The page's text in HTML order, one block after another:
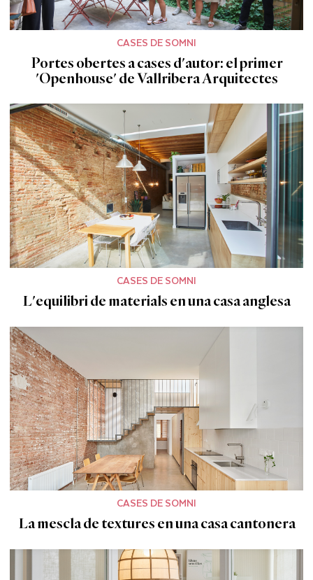
CASES DE SOMNI
Portes obertes a cases d'autor: el primer
'Openhouse' de Vallribera Arquitectes
CASES DE SOMNI
L'equilibri de materials en una casa anglesa
CASES DE SOMNI
La mescla de textures en una casa cantonera